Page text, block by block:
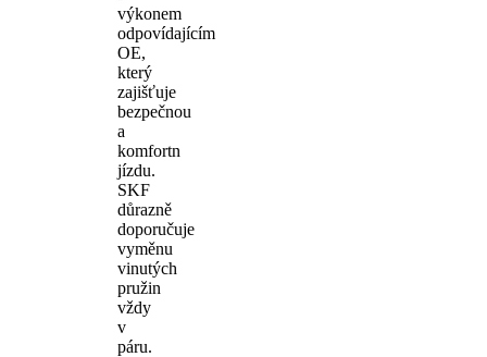
výkonem
odpovídajícím
OE,
který
zajišťuje
bezpečnou
a
komfortn
jízdu.
SKF
důrazně
doporučuje
vyměnu
vinutých
pružin
vždy
v
páru.